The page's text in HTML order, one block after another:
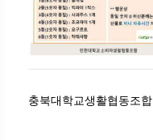
충북대학교생활협동조합